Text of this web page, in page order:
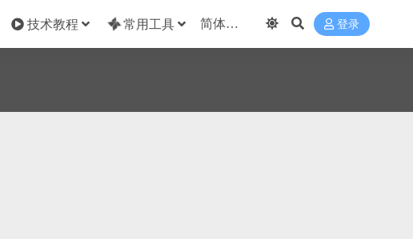
技术教程 常用工具 登录